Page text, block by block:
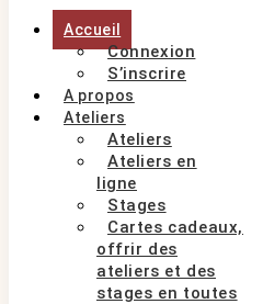
Accueil
Connexion
S’inscrire
A propos
Ateliers
Ateliers
Ateliers en
ligne
Stages
Cartes cadeaux,
offrir des
ateliers et des
stages en toutes